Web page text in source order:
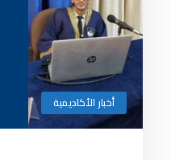
أخبار الأكاديمية